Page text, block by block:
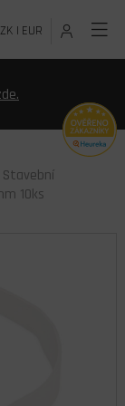
| EUR
Stavební
10ks